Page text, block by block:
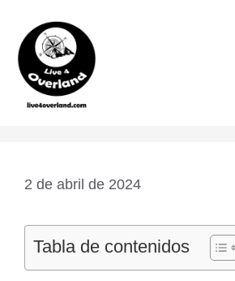
contenido
2 de abril de 2024
Tabla de contenidos